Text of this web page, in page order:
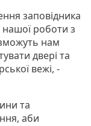
заповідника
нашої роботи з
нам
двері та
вежі, -
та
аби